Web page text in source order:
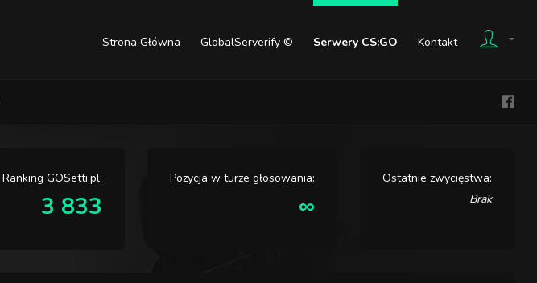
Strona Główna GlobalServerify © Serwery CS:GO Kontakt
Ranking GOSetti.pl:
3 833
Pozycja w turze głosowania:
∞
Ostatnie zwycięstwa:
Brak